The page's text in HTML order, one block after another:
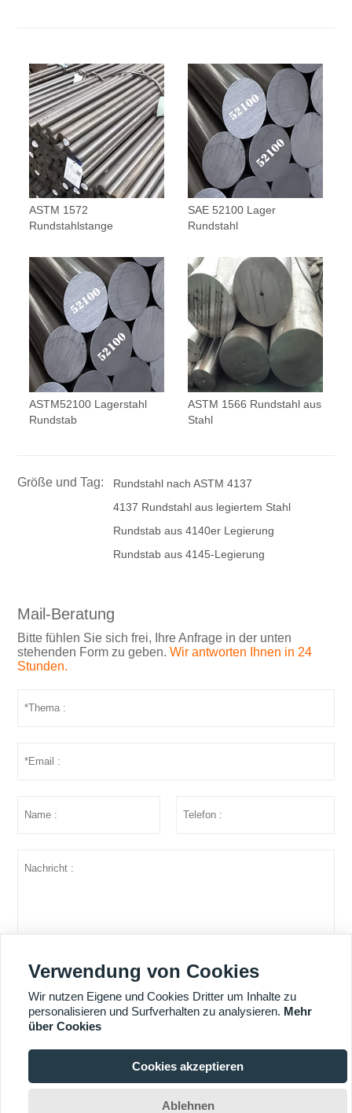

ASTM 1572
Rundstahlstange
SAE 52100 Lager
Rundstahl
ASTM52100 Lagerstahl
Rundstab
ASTM 1566 Rundstahl aus
Stahl
Größe und Tag:
Rundstahl nach ASTM 4137
4137 Rundstahl aus legiertem Stahl
Rundstab aus 4140er Legierung
Rundstab aus 4145-Legierung
Mail-Beratung
Bitte fühlen Sie sich frei, Ihre Anfrage in der unten
stehenden Form zu geben.Wir antworten Ihnen in 24
Stunden.
Verwendung von Cookies
Wir nutzen Eigene und Cookies Dritter um Inhalte zu
personalisieren und Surfverhalten zu analysieren. Mehr
über Cookies
Cookies akzeptieren
Ablehnen